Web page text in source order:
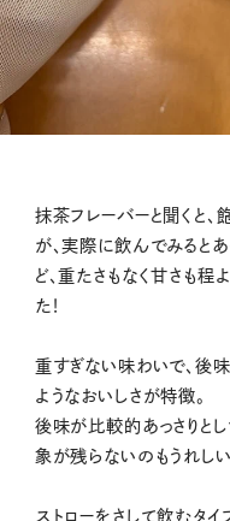
抹茶フレーバーと聞くと、
が、実際に飲んでみると
ど、重たさもなく甘さも程
た！
重すぎない味わいで、後
ようなおいしさが特徴。
後味が比較的あっさりと
象が残らないのもうれしい
ストローをさして飲むタ